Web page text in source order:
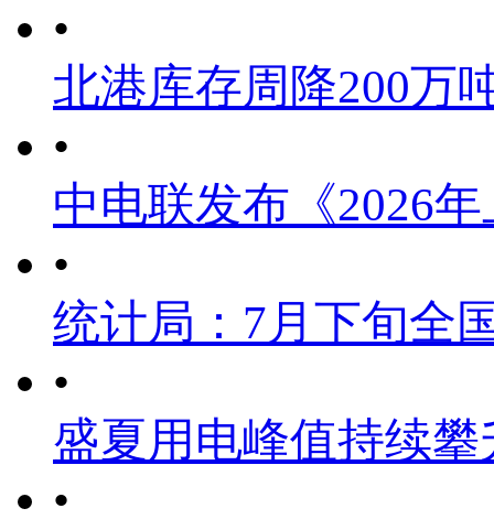
•
北港库存周降200万
•
中电联发布《2026
•
统计局：7月下旬全
•
盛夏用电峰值持续
•